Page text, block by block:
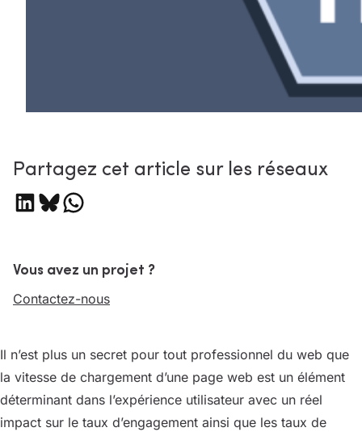
Il n’est plus un secret pour tout professionnel du web que
la vitesse de chargement d’une page web est un élément
déterminant dans l’expérience utilisateur avec un réel
impact sur le taux d’engagement ainsi que les taux de
Partagez cet article sur les réseaux
Partager sur LinkedIn Partager sur Bluesky Partager sur WhatsApp
Vous avez un projet ?
Contactez-nous